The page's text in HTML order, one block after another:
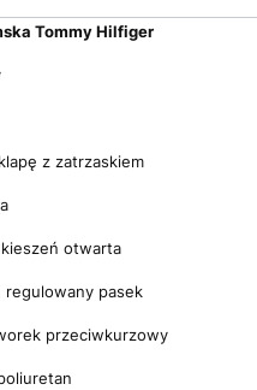
Tommy Hilfiger
z zatrzaskiem
otwarta
regulowany pasek
przeciwkurzowy